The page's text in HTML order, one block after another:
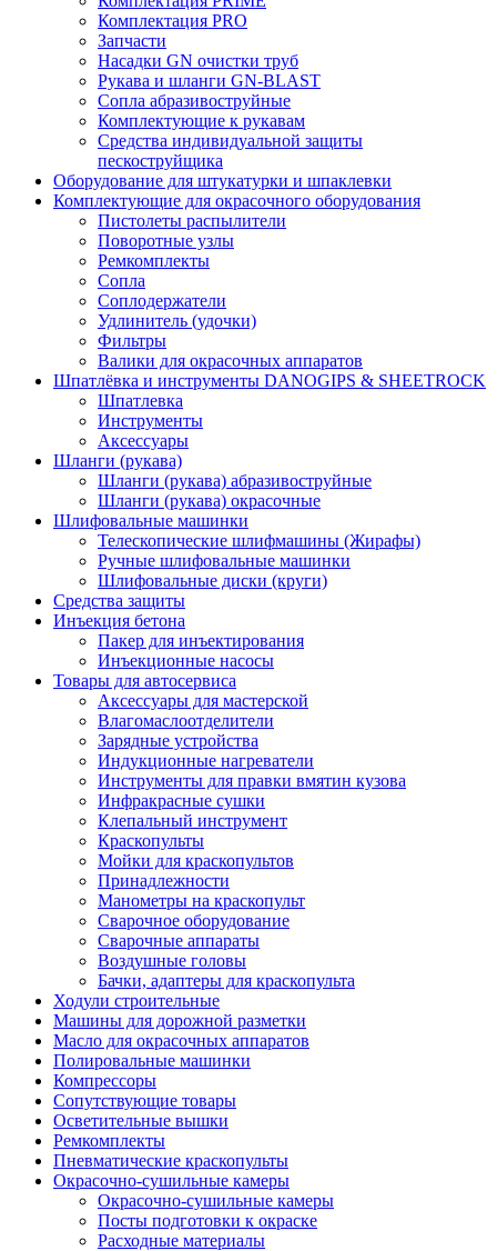
Комплектация PRO
Запчасти
Насадки GN очистки труб
Рукава и шланги GN-BLAST
Сопла абразивоструйные
Комплектующие к рукавам
Средства индивидуальной защиты
пескоструйщика
Оборудование для штукатурки и шпаклевки
Комплектующие для окрасочного оборудования
Пистолеты распылители
Поворотные узлы
Ремкомплекты
Сопла
Соплодержатели
Удлинитель (удочки)
Фильтры
Валики для окрасочных аппаратов
Шпатлёвка и инструменты DANOGIPS & SHEETROCK
Шпатлевка
Инструменты
Аксессуары
Шланги (рукава)
Шланги (рукава) абразивоструйные
Шланги (рукава) окрасочные
Шлифовальные машинки
Телескопические шлифмашины (Жирафы)
Ручные шлифовальные машинки
Шлифовальные диски (круги)
Средства защиты
Инъекция бетона
Пакер для инъектирования
Инъекционные насосы
Товары для автосервиса
Аксессуары для мастерской
Влагомаслоотделители
Зарядные устройства
Индукционные нагреватели
Инструменты для правки вмятин кузова
Инфракрасные сушки
Клепальный инструмент
Краскопульты
Мойки для краскопультов
Принадлежности
Манометры на краскопульт
Сварочное оборудование
Сварочные аппараты
Воздушные головы
Бачки, адаптеры для краскопульта
Ходули строительные
Машины для дорожной разметки
Масло для окрасочных аппаратов
Полировальные машинки
Компрессоры
Сопутствующие товары
Осветительные вышки
Ремкомплекты
Пневматические краскопульты
Окрасочно-сушильные камеры
Окрасочно-сушильные камеры
Посты подготовки к окраске
Расходные материалы